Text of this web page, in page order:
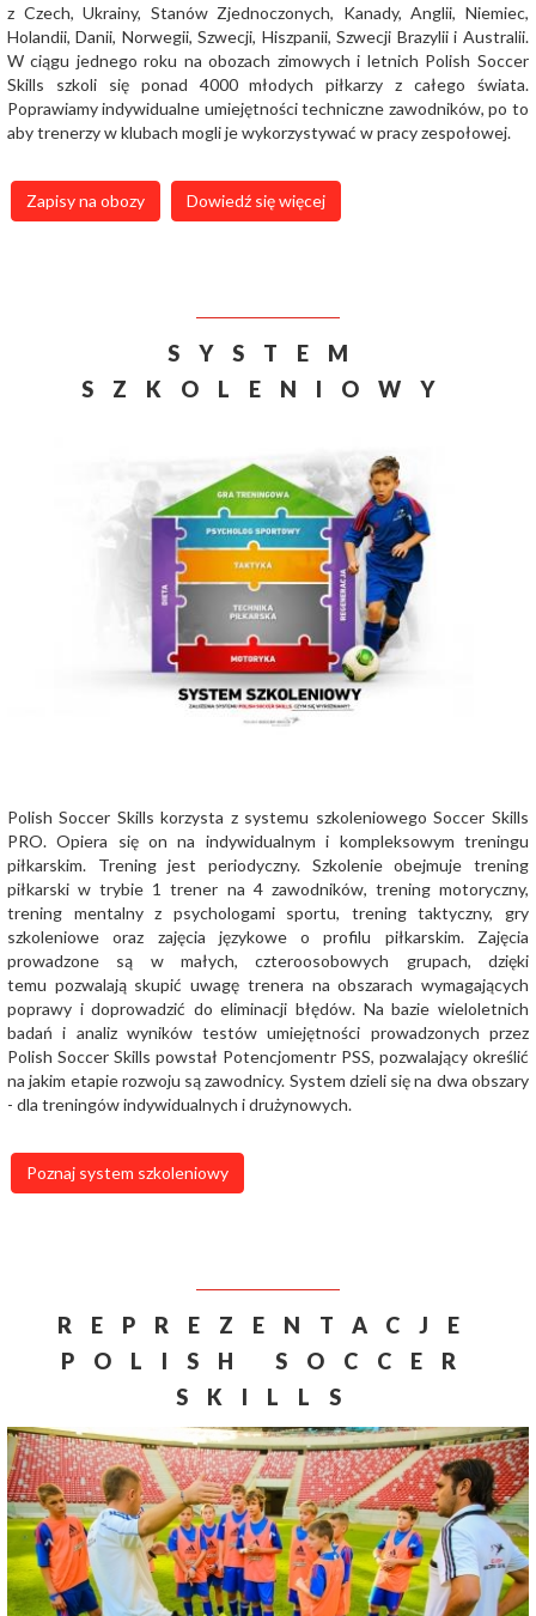
z Czech, Ukrainy, Stanów Zjednoczonych, Kanady, Anglii, Niemiec,
Holandii, Danii, Norwegii, Szwecji, Hiszpanii, Szwecji Brazylii i Australii.
W ciągu jednego roku na obozach zimowych i letnich Polish Soccer
Skills szkoli się ponad 4000 młodych piłkarzy z całego świata.
Poprawiamy indywidualne umiejętności techniczne zawodników, po to
aby trenerzy w klubach mogli je wykorzystywać w pracy zespołowej.
Zapisy na obozy Dowiedź się więcej
SYSTEM
SZKOLENIOWY
Polish Soccer Skills korzysta z systemu szkoleniowego Soccer Skills
PRO. Opiera się on na indywidualnym i kompleksowym treningu
piłkarskim. Trening jest periodyczny. Szkolenie obejmuje trening
piłkarski w trybie 1 trener na 4 zawodników, trening motoryczny,
trening mentalny z psychologami sportu, trening taktyczny, gry
szkoleniowe oraz zajęcia językowe o profilu piłkarskim. Zajęcia
prowadzone są w małych, czteroosobowych grupach, dzięki
temu pozwalają skupić uwagę trenera na obszarach wymagających
poprawy i doprowadzić do eliminacji błędów. Na bazie wieloletnich
badań i analiz wyników testów umiejętności prowadzonych przez
Polish Soccer Skills powstał Potencjomentr PSS, pozwalający określić
na jakim etapie rozwoju są zawodnicy. System dzieli się na dwa obszary
- dla treningów indywidualnych i drużynowych.
Poznaj system szkoleniowy
REPREZENTACJE
POLISH SOCCER
SKILLS